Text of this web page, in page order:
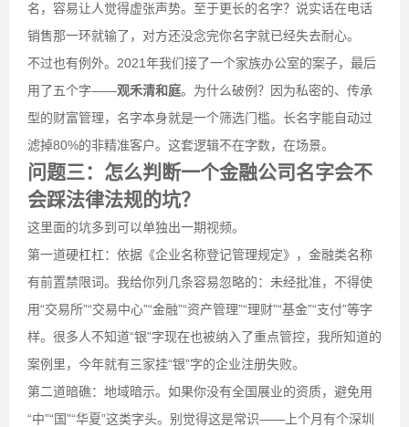
名，容易让人觉得虚张声势。至于更长的名字？说实话在电话
销售那一环就输了，对方还没念完你名字就已经失去耐心。
不过也有例外。2021年我们接了一个家族办公室的案子，最后
用了五个字——观禾清和庭。为什么破例？因为私密的、传承
型的财富管理，名字本身就是一个筛选门槛。长名字能自动过
滤掉80%的非精准客户。这套逻辑不在字数，在场景。
问题三：怎么判断一个金融公司名字会不
会踩法律法规的坑？
这里面的坑多到可以单独出一期视频。
第一道硬杠杠：依据《企业名称登记管理规定》，金融类名称
有前置禁限词。我给你列几条容易忽略的：未经批准，不得使
用“交易所”“交易中心”“金融”“资产管理”“理财”“基金”“支付”等字
样。很多人不知道“银”字现在也被纳入了重点管控，我所知道的
案例里，今年就有三家挂“银”字的企业注册失败。
第二道暗礁：地域暗示。如果你没有全国展业的资质，避免用
“中”“国”“华夏”这类字头。别觉得这是常识——上个月有个深圳